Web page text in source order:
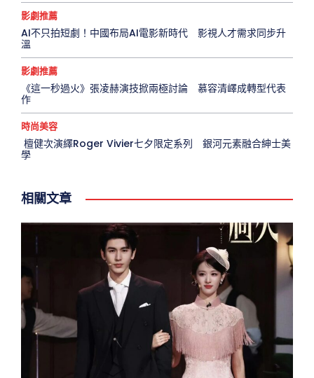
影劇推薦
AI不只拍短劇！中國布局AI電影新時代 影視人才需求同步升
溫
影劇推薦
《這一秒過火》張凌赫演技掀兩極討論 慕容清嶧成轉型代表
作
時尚美容
檀健次演繹Roger Vivier七夕限定系列 銀河元素融合紳士美
學
相關文章